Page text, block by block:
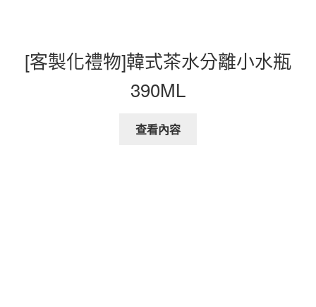
[客製化禮物]韓式茶水分離小水瓶
390ML
查看內容